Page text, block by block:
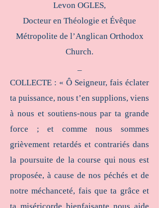
Levon OGLES,
Docteur en Théologie et Évêque
Métropolite de l’Anglican Orthodox
Church.
COLLECTE : « Ô Seigneur, fais éclater
ta puissance, nous t’en supplions, viens
à nous et soutiens-nous par ta grande
force ; et comme nous sommes
grièvement retardés et contrariés dans
la poursuite de la course qui nous est
proposée, à cause de nos péchés et de
notre méchanceté, fais que ta grâce et